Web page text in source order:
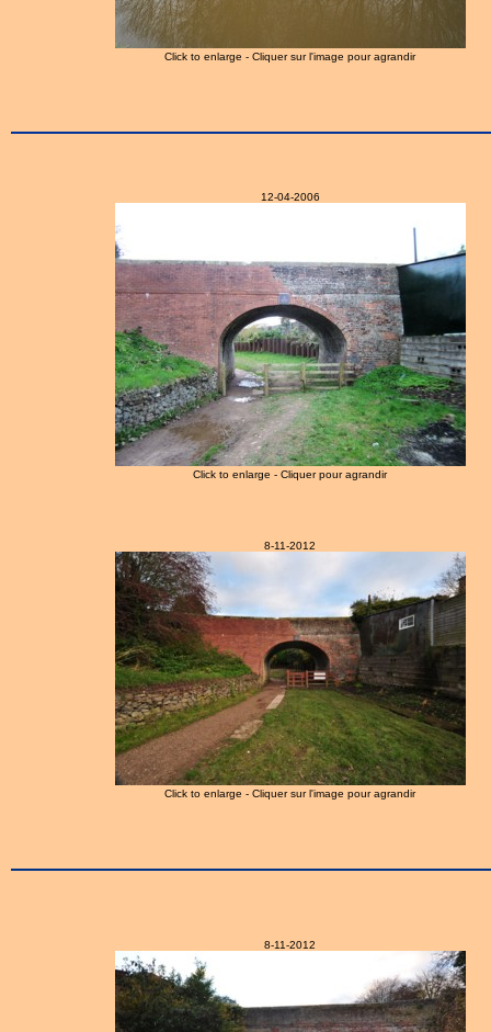
Click to enlarge - Cliquer sur l'image pour agrandir
12-04-2006
Click to enlarge - Cliquer pour agrandir
8-11-2012
Click to enlarge - Cliquer sur l'image pour agrandir
8-11-2012